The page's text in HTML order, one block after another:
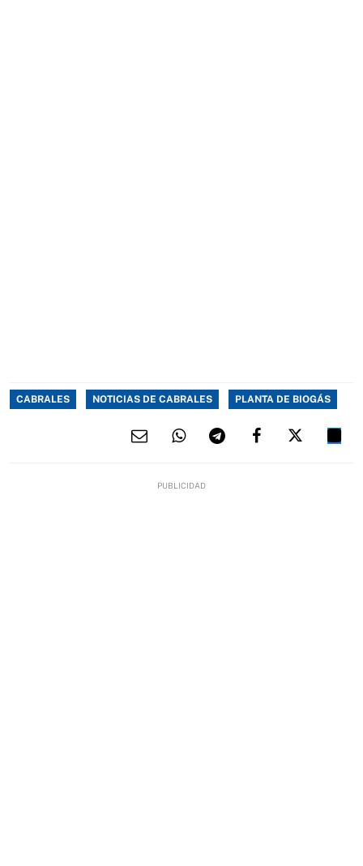
CABRALES NOTICIAS DE CABRALES PLANTA DE BIOGÁS